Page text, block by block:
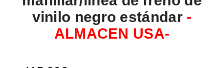
vinilo negro estándar -
ALMACEN USA-